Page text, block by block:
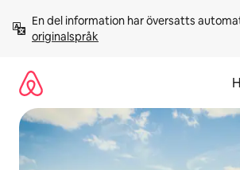
innehåll
En del information har översatts
originalspråk